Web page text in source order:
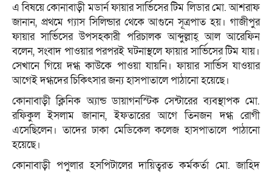
এ বিষয়ে কোনাবাড়ী মডার্ন ফায়ার সার্ভিসের টিম লিডার মো. আশরাফ
জানান, প্রথমে গ্যাস সিলিন্ডার থেকে আগুনে সূত্রপাত হয়। গাজীপুর
ফায়ার সার্ভিসের উপসহকারী পরিচালক আব্দুল্লাহ্ আল আরেফিন
বলেন, সংবাদ পাওয়ার পরপরই ঘটনাস্থলে ফায়ার সার্ভিসের টিম যায়।
সেখানে গিয়ে দগ্ধ কাউকে পাওয়া যায়নি। ফায়ার সার্ভিস যাওয়ার
আগেই দগ্ধদের চিকিৎসার জন্য হাসপাতালে পাঠানো হয়েছে।
কোনাবাড়ী ক্লিনিক অ্যান্ড ডায়াগনস্টিক সেন্টারের ব্যবস্থাপক মো.
রফিকুল ইসলাম জানান, ইফতারের আগে তিনজন দগ্ধ রোগী
এসেছিলেন। তাদের ঢাকা মেডিকেল কলেজ হাসপাতালে পাঠানো
হয়েছে।
কোনাবাড়ী পপুলার হসপিটালের দায়িত্বরত কর্মকর্তা মো. জাহিদ